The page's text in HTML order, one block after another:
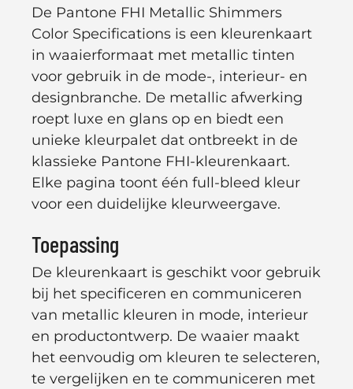
De Pantone FHI Metallic Shimmers
Color Specifications is een kleurenkaart
in waaierformaat met metallic tinten
voor gebruik in de mode-, interieur- en
designbranche. De metallic afwerking
roept luxe en glans op en biedt een
unieke kleurpalet dat ontbreekt in de
klassieke Pantone FHI-kleurenkaart.
Elke pagina toont één full-bleed kleur
voor een duidelijke kleurweergave.
Toepassing
De kleurenkaart is geschikt voor gebruik
bij het specificeren en communiceren
van metallic kleuren in mode, interieur
en productontwerp. De waaier maakt
het eenvoudig om kleuren te selecteren,
te vergelijken en te communiceren met
Weten wanneer we iets nieuws hebben?
Schrijf u in en ontvang updates over nieuwe
artikelen, aanbiedingen en meer.